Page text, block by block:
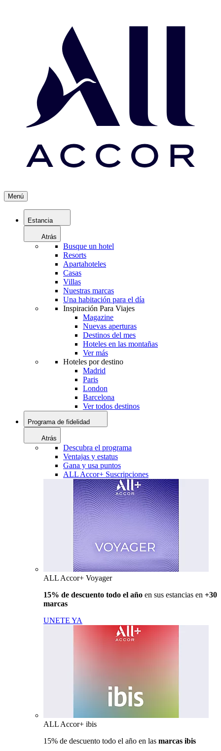
Menú
Estancia
Atrás
Busque un hotel
Resorts
Apartahoteles
Casas
Villas
Nuestras marcas
Una habitación para el día
Inspiración Para Viajes
Magazine
Nuevas aperturas
Destinos del mes
Hoteles en las montañas
Ver más
Hoteles por destino
Madrid
Paris
London
Barcelona
Ver todos destinos
Programa de fidelidad
Atrás
Descubra el programa
Ventajas y estatus
Gana y usa puntos
ALL Accor+ Suscripciones
ALL Accor+ Voyager
15% de descuento todo el año en sus estancias en +30
marcas
UNETE YA
ALL Accor+ ibis
15% de descuento todo el año en las marcas ibis